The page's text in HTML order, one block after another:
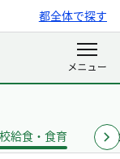
都全体で探す
給食・食育 リン